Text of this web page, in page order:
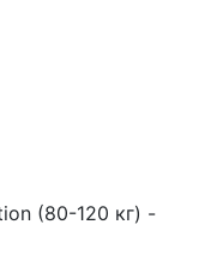
(80-120 кг) -